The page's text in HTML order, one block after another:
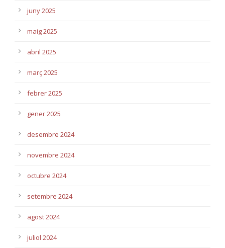
juny 2025
maig 2025
abril 2025
març 2025
febrer 2025
gener 2025
desembre 2024
novembre 2024
octubre 2024
setembre 2024
agost 2024
juliol 2024